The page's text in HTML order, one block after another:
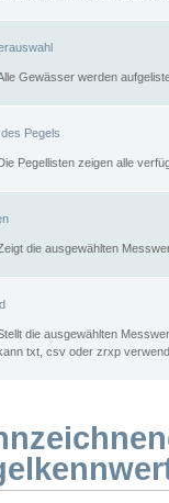
Gewässer werden
Pegels
Die Pegellisten zeigen alle
die ausgewählten
die ausgewählten
txt, csv oder zrxp